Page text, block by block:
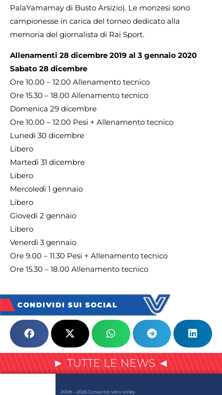
PalaYamamay di Busto Arsizio). Le monzesi sono
campionesse in carica del torneo dedicato alla
memoria del giornalista di Rai Sport.
Allenamenti 28 dicembre 2019 al 3 gennaio 2020
Sabato 28 dicembre
Ore 10.00 – 12.00 Allenamento tecnico
Ore 15.30 – 18.00 Allenamento tecnico
Domenica 29 dicembre
Ore 10.00 – 12.00 Pesi + Allenamento tecnico
Lunedì 30 dicembre
Libero
Martedì 31 dicembre
Libero
Mercoledì 1 gennaio
Libero
Giovedì 2 gennaio
Libero
Venerdì 3 gennaio
Ore 9.00 – 11.30 Pesi + Allenamento tecnico
Ore 15.30 – 18.00 Allenamento tecnico
CONDIVIDI SUI SOCIAL
► TUTTE LE NEWS ◄
2008 – 2026 Consorzio Vero Volley